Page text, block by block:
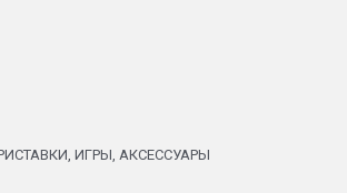
ИГРЫ, АКСЕССУАРЫ